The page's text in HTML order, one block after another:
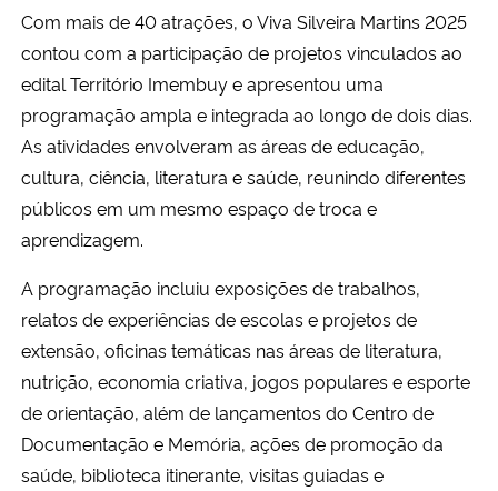
Com mais de 40 atrações, o Viva Silveira Martins 2025
contou com a participação de projetos vinculados ao
edital Território Imembuy e apresentou uma
programação ampla e integrada ao longo de dois dias.
As atividades envolveram as áreas de educação,
cultura, ciência, literatura e saúde, reunindo diferentes
públicos em um mesmo espaço de troca e
aprendizagem.
A programação incluiu exposições de trabalhos,
relatos de experiências de escolas e projetos de
extensão, oficinas temáticas nas áreas de literatura,
nutrição, economia criativa, jogos populares e esporte
de orientação, além de lançamentos do Centro de
Documentação e Memória, ações de promoção da
saúde, biblioteca itinerante, visitas guiadas e